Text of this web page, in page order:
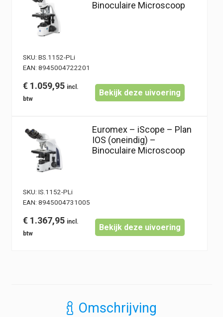
Binoculaire Microscoop
SKU: BS.1152-PLi
EAN: 8945004722201
€ 1.059,95
Bekijk deze uivoering
Euromex – iScope – Plan
IOS (oneindig) –
Binoculaire Microscoop
SKU: IS.1152-PLi
EAN: 8945004731005
€ 1.367,95
Bekijk deze uivoering
Omschrijving